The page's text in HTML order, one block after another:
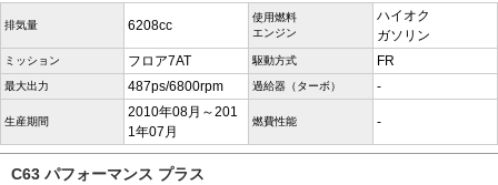
排気量 6208cc
使用燃料
エンジン
ハイオク
ガソリン
ミッション フロア7AT 駆動方式 FR
最大出力 487ps/6800rpm 過給器（ターボ） -
生産期間
2010年08月～201
1年07月
燃費性能 -
C63 パフォーマンス プラス